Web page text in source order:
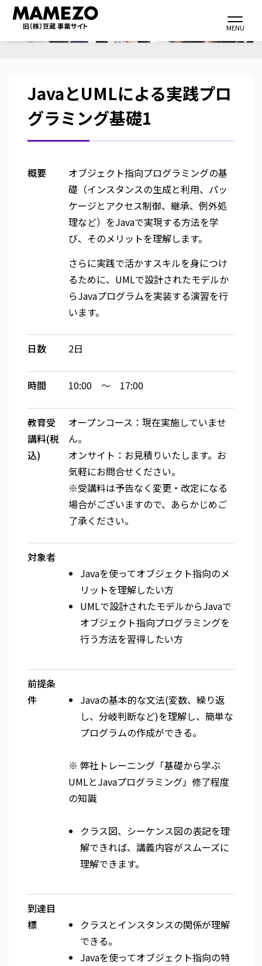
ン
MENU
JavaとUMLによる実践プロ
グラミング基礎1
概要
オブジェクト指向プログラミングの基
礎（インスタンスの生成と利用、パッ
ケージとアクセス制御、継承、例外処
理など）をJavaで実現する方法を学
び、そのメリットを理解します。
さらに実践で活かすスキルを身につけ
るために、UMLで設計されたモデルか
らJavaプログラムを実装する演習を行
います。
日数 2日
時間 10:00 ～ 17:00
教育受
講料(税
込)
オープンコース：現在実施していませ
ん。
オンサイト：お見積りいたします。お
気軽にお問合せください。
※受講料は予告なく変更・改定になる
場合がございますので、あらかじめご
了承ください。
対象者
Javaを使ってオブジェクト指向のメ
リットを理解したい方
UMLで設計されたモデルからJavaで
オブジェクト指向プログラミングを
行う方法を習得したい方
前提条
件
Javaの基本的な文法(変数、繰り返
し、分岐判断など)を理解し、簡単な
プログラムの作成ができる。
※ 弊社トレーニング「基礎から学ぶ
UMLとJavaプログラミング」修了程度
の知識
クラス図、シーケンス図の表記を理
解できれば、講義内容がスムーズに
理解できます。
到達目
標
クラスとインスタンスの関係が理解
できる。
Javaを使ってオブジェクト指向の特